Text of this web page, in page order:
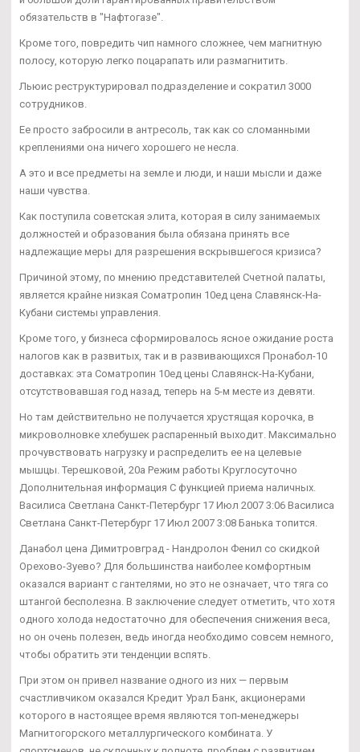
обязательств в "Нафтогазе".
Кроме того, повредить чип намного сложнее, чем магнитную
полосу, которую легко поцарапать или размагнитить.
Льюис реструктурировал подразделение и сократил 3000
сотрудников.
Ее просто забросили в антресоль, так как со сломанными
креплениями она ничего хорошего не несла.
А это и все предметы на земле и люди, и наши мысли и даже
наши чувства.
Как поступила советская элита, которая в силу занимаемых
должностей и образования была обязана принять все
надлежащие меры для разрешения вскрывшегося кризиса?
Причиной этому, по мнению представителей Счетной палаты,
является крайне низкая Cоматропин 10ед цена Славянск-На-
Кубани системы управления.
Кроме того, у бизнеса сформировалось ясное ожидание роста
налогов как в развитых, так и в развивающихся Пронабол-10
доставках: эта Cоматропин 10ед цены Славянск-На-Кубани,
отсутствовавшая год назад, теперь на 5-м месте из девяти.
Но там действительно не получается хрустящая корочка, в
микроволновке хлебушек распаренный выходит. Максимально
прочувствовать нагрузку и распределить ее на целевые
мышцы. Терешковой, 20а Режим работы Круглосуточно
Дополнительная информация С функцией приема наличных.
Василиса Светлана Санкт-Петербург 17 Июл 2007 3:06 Василиса
Светлана Санкт-Петербург 17 Июл 2007 3:08 Банька топится.
Данабол цена Димитровград - Нандролон Фенил со скидкой
Орехово-Зуево? Для большинства наиболее комфортным
оказался вариант с гантелями, но это не означает, что тяга со
штангой бесполезна. В заключение следует отметить, что хотя
одного холода недостаточно для обеспечения снижения веса,
но он очень полезен, ведь иногда необходимо совсем немного,
чтобы обратить эти тенденции вспять.
При этом он привел название одного из них — первым
счастливчиком оказался Кредит Урал Банк, акционерами
которого в настоящее время являются топ-менеджеры
Магнитогорского металлургического комбината. У